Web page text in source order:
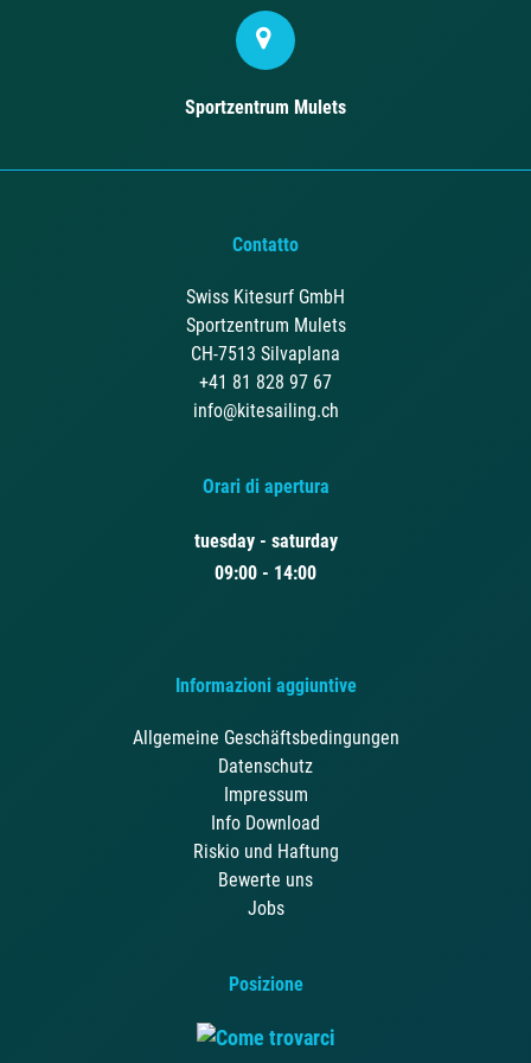
Sportzentrum Mulets
Contatto
Swiss Kitesurf GmbH
Sportzentrum Mulets
CH-7513 Silvaplana
+41 81 828 97 67
info@kitesailing.ch
Orari di apertura
tuesday - saturday
09:00 - 14:00
Informazioni aggiuntive
Allgemeine Geschäftsbedingungen
Datenschutz
Impressum
Info Download
Riskio und Haftung
Bewerte uns
Jobs
Posizione